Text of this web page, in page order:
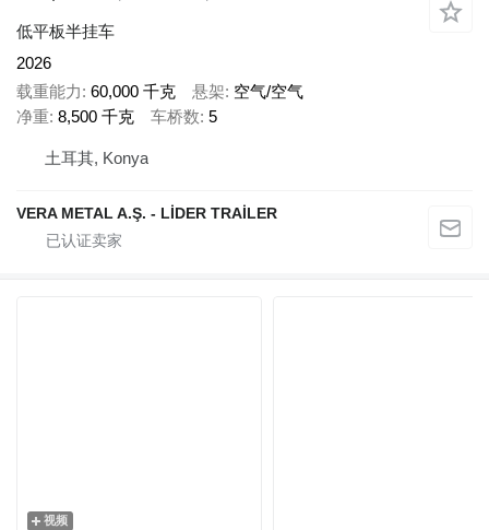
低平板半挂车
2026
载重能力 60,000 千克 悬架 空气/空气
净重 8,500 千克 车桥数 5
土耳其, Konya
VERA METAL A.Ş. - LİDER TRAİLER
视频